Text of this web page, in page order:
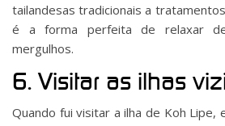
tailandesas tradicionais a
é a forma perfeita de relaxar
mergulhos.
6. Visitar as ilhas
Quando fui visitar a ilha de Koh Lipe,